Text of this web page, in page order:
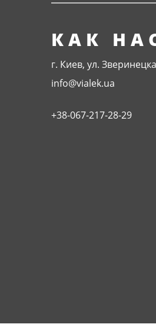
КАК
г. Киев, ул.
info@vialek.ua
+38-067-217-28-29